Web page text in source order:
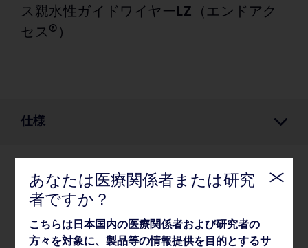
ス親水性ガイドワイヤーLZ（エンドアク
セス ® ）
仕様
仕様
薬事・その他情報
あなたは医療関係者または研究
者ですか？
こちらは日本国内の医療関係者および研究者の
方々を対象に、製品等の情報提供を目的とするサ